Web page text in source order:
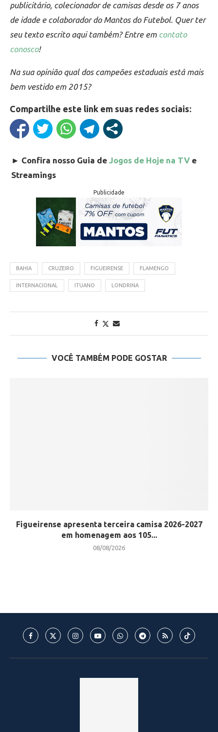
publicitário, colecionador de camisas desde os 7 anos
de idade e colaborador do Mantos do Futebol. Quer ter
seu texto escrito aqui também? Entre emcontato
conosco!
Na sua opinião qual dos campeões estaduais está mais
bem vestido em 2015?
Compartilhe este link em suas redes sociais:
► Confira nosso Guia de Jogos de Hoje na TV e
Streamings
Publicidade
BAHIA CRUZEIRO FIGUEIRENSE FLAMENGO
INTERNACIONAL ITUANO LONDRINA
VOCÊ TAMBÉM PODE GOSTAR
Figueirense apresenta terceira camisa 2026-2027
em homenagem aos 105...
08/08/2026